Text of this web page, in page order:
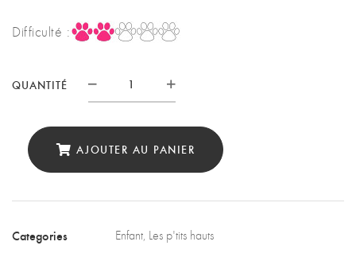
Difficulté :
QUANTITÉ Quantité
AJOUTER AU PANIER
Categories Enfant Les p'tits hauts